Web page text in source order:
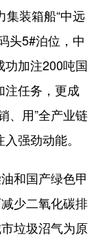
装箱船“中远
头5#泊位，中
功加注200吨国
注任务，更成
、用”全产业链
强劲动能。
和国产绿色甲
少二氧化碳排
垃圾沼气为原